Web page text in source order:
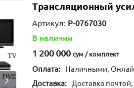
Трансляционный
Артикул: P-0767030
В наличии
1 200 000 сум / комплект
Оплата:
Наличными,
Доставка:
Доставка